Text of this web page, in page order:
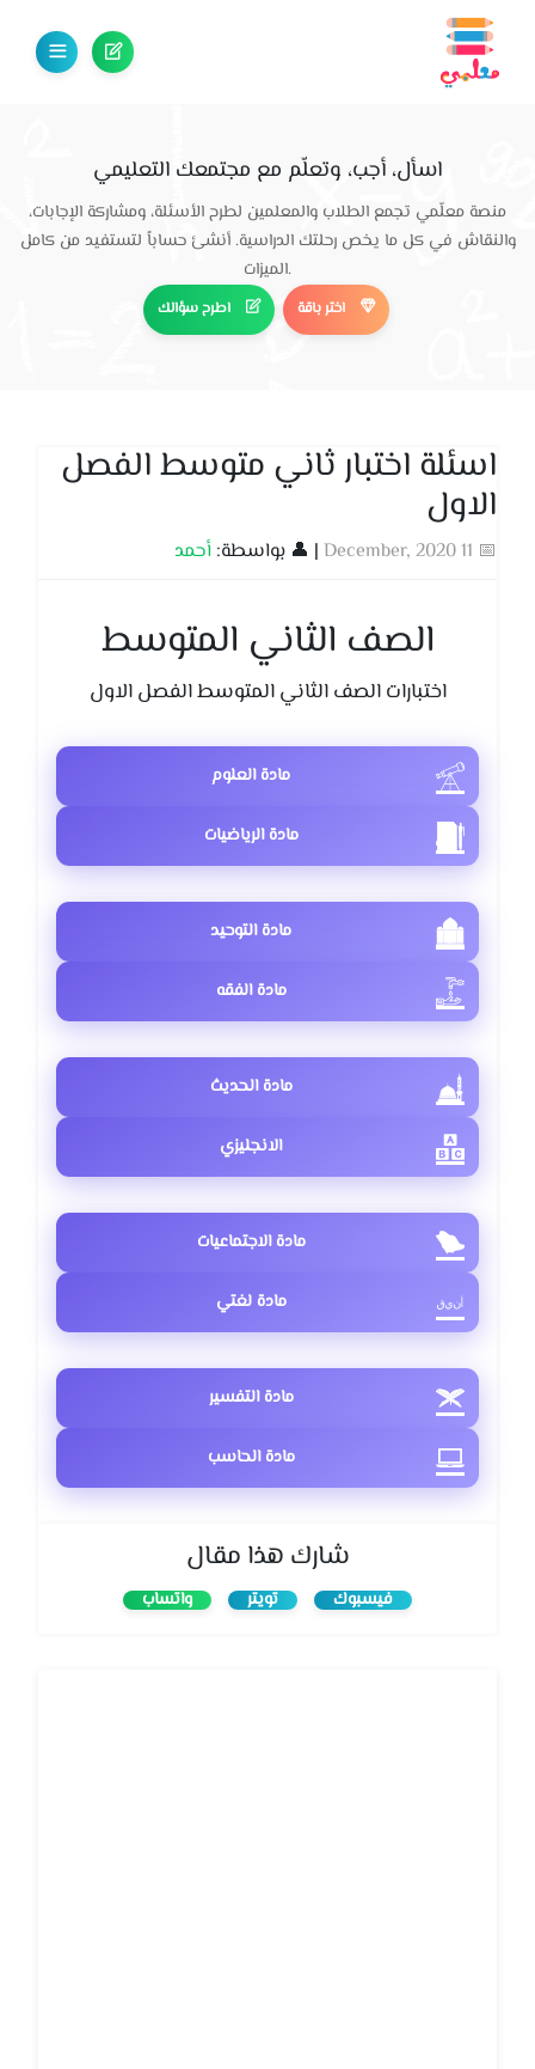
اسأل، أجب، وتعلّم مع مجتمعك التعليمي
منصة معلّمي تجمع الطلاب والمعلمين لطرح الأسئلة، ومشاركة الإجابات،
والنقاش في كل ما يخص رحلتك الدراسية. أنشئ حساباً لتستفيد من كامل
الميزات.
اطرح سؤالك اختر باقة
اسئلة اختبار ثاني متوسط الفصل
الاول
📅 11 December, 2020 | 👤 بواسطة: أحمد
الصف الثاني المتوسط
اختبارات الصف الثاني المتوسط الفصل الاول
مادة العلوم
مادة الرياضيات
مادة التوحيد
مادة الفقه
مادة الحديث
الانجليزي
مادة الاجتماعيات
مادة لغتي
مادة التفسير
مادة الحاسب
شارك هذا مقال
فيسبوك تويتر واتساب